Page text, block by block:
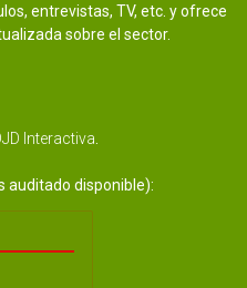
entrevistas, TV, etc. y ofrece
sobre el sector.
Interactiva
auditado disponible):